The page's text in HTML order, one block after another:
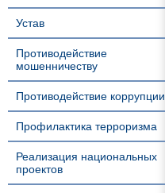
Устав
Противодействие
мошенничеству
Противодействие коррупции
Профилактика терроризма
Реализация национальных
проектов